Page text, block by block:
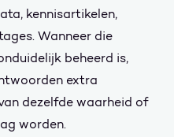
kennisartikelen,
Wanneer die
beheerd is,
extra
dezelfde waarheid of
worden.